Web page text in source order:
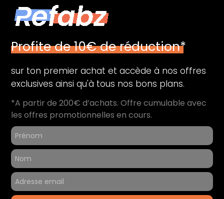
Capacité de stockage (Go) :
Audio
Périphériques
Thunderbolt 3 (USB-C) : 2
Informations générales
Contenu du coffret : Ordinateur reconditionné
Référence du produit : 41316
Profite de 10€ de réduction*
sur ton premier achat et accède à nos offres
exclusives ainsi qu'à tous nos bons plans.
*A partir de 200€ d’achats. Offre cumulable avec
les offres promotionnelles en cours.